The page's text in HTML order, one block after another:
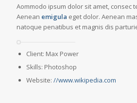
Aommodo ipsum dolor sit amet, consec
Aenean emigula eget dolor. Aenean
natoque penatibus et magnis dis
Client: Max Power
Skills: Photoshop
Website: //www.wikipedia.com